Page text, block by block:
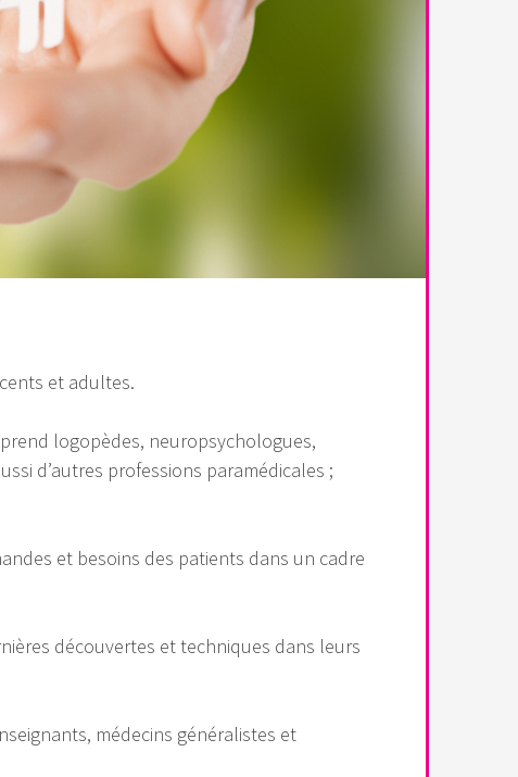
et adultes.
logopèdes, neuropsychologues,
d’autres professions paramédicales ;
et besoins des patients dans un cadre
découvertes et techniques dans leurs
médecins généralistes et